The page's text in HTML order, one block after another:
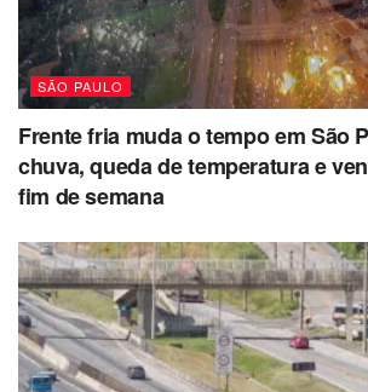
SÃO PAULO
Frente fria muda o tempo em São
chuva, queda de temperatura e
fim de semana